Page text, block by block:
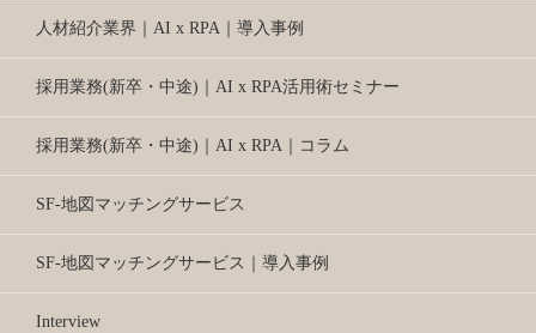
人材紹介業界｜AI x RPA｜導入事例
採用業務(新卒・中途)｜AI x RPA活用術セミナー
採用業務(新卒・中途)｜AI x RPA｜コラム
SF-地図マッチングサービス
SF-地図マッチングサービス｜導入事例
Interview